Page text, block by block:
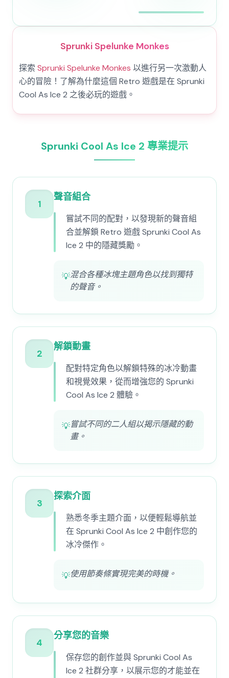
Sprunki Spelunke Monkes
探索 Sprunki Spelunke Monkes 以進行另一次激動人
心的冒險！了解為什麼這個 Retro 遊戲是在 Sprunki
Cool As Ice 2 之後必玩的遊戲。
Sprunki Cool As Ice 2 專業提示
1
聲音組合
嘗試不同的配對，以發現新的聲音組
合並解鎖 Retro 遊戲 Sprunki Cool As
Ice 2 中的隱藏獎勵。
💡混合各種冰塊主題角色以找到獨特
的聲音。
2
解鎖動畫
配對特定角色以解鎖特殊的冰冷動畫
和視覺效果，從而增強您的 Sprunki
Cool As Ice 2 體驗。
💡嘗試不同的二人組以揭示隱藏的動
畫。
3
探索介面
熟悉冬季主題介面，以便輕鬆導航並
在 Sprunki Cool As Ice 2 中創作您的
冰冷傑作。
💡使用節奏條實現完美的時機。
4
分享您的音樂
保存您的創作並與 Sprunki Cool As
Ice 2 社群分享，以展示您的才能並在